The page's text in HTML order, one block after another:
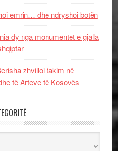
emrin… dhe ndryshoi botën
dy nga monumentet e gjalla
zhvilloi takim në
të Arteve të Kosovës